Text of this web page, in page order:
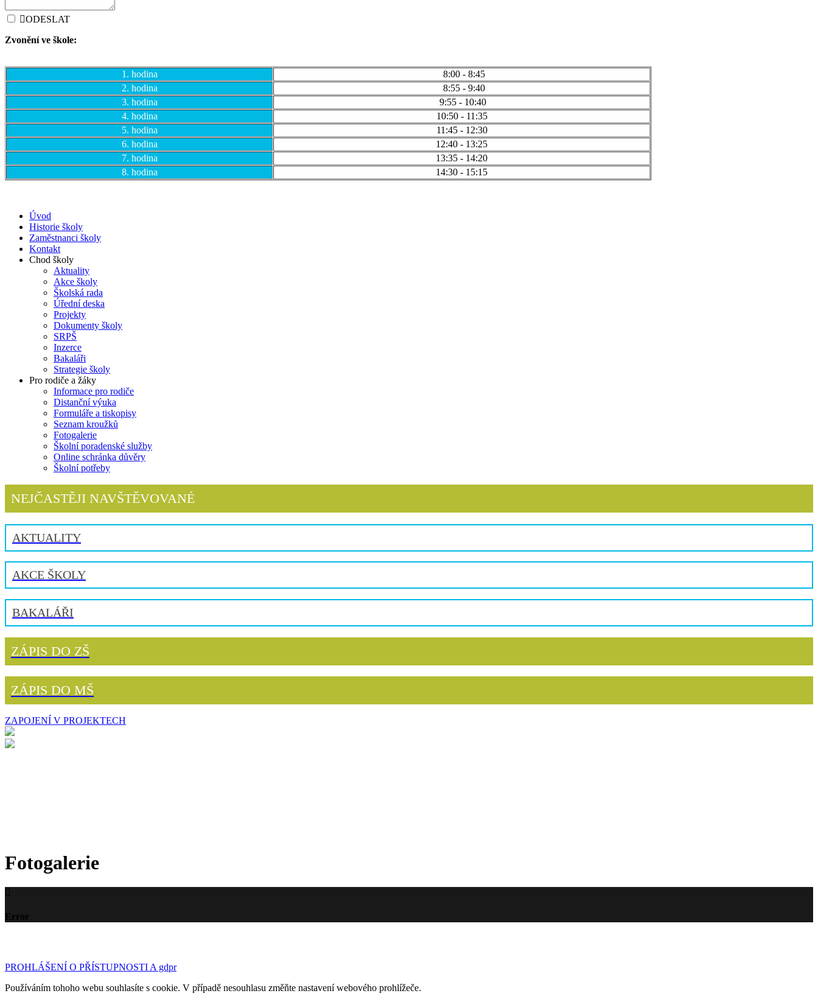
ODESLAT
Zvonění ve škole:
1. hodina
8:00 - 8:45
2. hodina
8:55 - 9:40
3. hodina
9:55 - 10:40
4. hodina
10:50 - 11:35
5. hodina
11:45 - 12:30
6. hodina
12:40 - 13:25
7. hodina
13:35 - 14:20
8. hodina
14:30 - 15:15
Úvod
Historie školy
Zaměstnanci školy
Kontakt
Chod školy
Aktuality
Akce školy
Školská rada
Úřední deska
Projekty
Dokumenty školy
SRPŠ
Inzerce
Bakaláři
Strategie školy
Pro rodiče a žáky
Informace pro rodiče
Distanční výuka
Formuláře a tiskopisy
Seznam kroužků
Fotogalerie
Školní poradenské služby
Online schránka důvěry
Školní potřeby
NEJČASTĚJI NAVŠTĚVOVANÉ
AKTUALITY
AKCE ŠKOLY
BAKALÁŘI
ZÁPIS DO ZŠ
ZÁPIS DO MŠ
ZAPOJENÍ V PROJEKTECH
Fotogalerie
Error
PROHLÁŠENÍ O PŘÍSTUPNOSTI A gdpr
Používáním tohoho webu souhlasíte s cookie. V případě nesouhlasu změňte nastavení webového prohlížeče.